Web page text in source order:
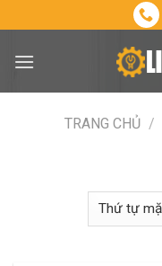
to
content
TRANG CHỦ /